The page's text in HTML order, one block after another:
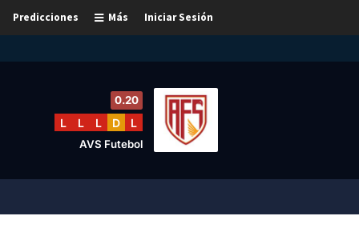
Iniciar Sesión
Más
Predicciones
0.20
L L L D L
AVS Futebol